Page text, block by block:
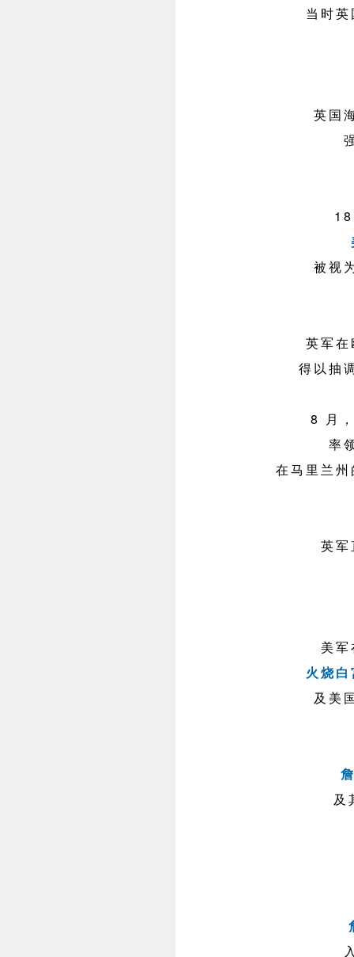
当时
英国
被视
英军
得以抽
8 月
率
在马里兰
英
美
火烧
及美
及